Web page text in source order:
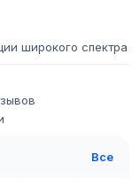
широкого спектра
Все